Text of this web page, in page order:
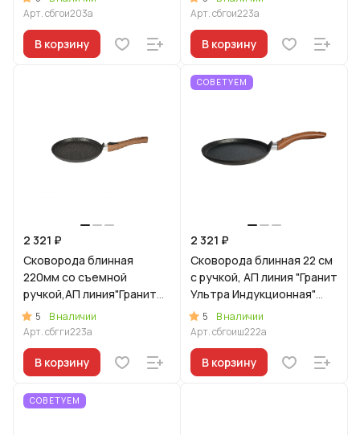
(оригинальный)
Арт.сбгои203а
В корзину
(оригинальный)
Арт.сбгои223а
В корзину
2 321 ₽
Сковорода блинная
220мм со съемной
ручкой,АП линия"Гранит
Ультра Индукционная"
(синий)
5
В наличии
Арт.сбгги223а
В корзину
СОВЕТУЕМ
2 321 ₽
Сковорода блинная 22 см
с ручкой, АП линия "Гранит
Ультра Индукционная"
(Оригинальный)
5
В наличии
Арт.сбгоиш222а
В корзину
СОВЕТУЕМ